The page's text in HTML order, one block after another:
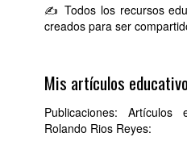
✍ Todos los recursos
creados para ser
Mis artículos
Publicaciones: Artículos
Rolando Rios Reyes: